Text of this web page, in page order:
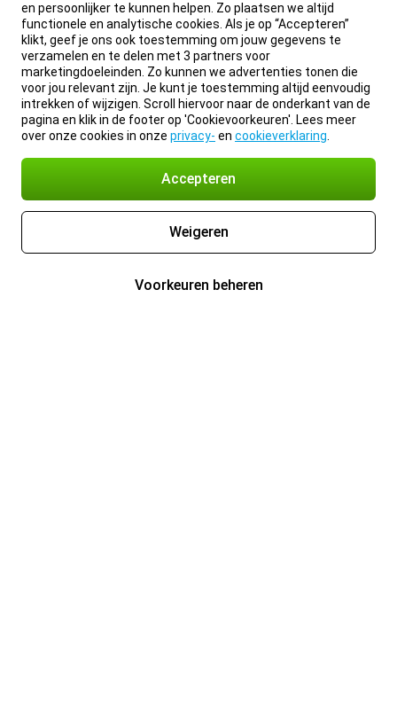
en persoonlijker te kunnen helpen. Zo plaatsen we altijd
functionele en analytische cookies. Als je op “Accepteren”
klikt, geef je ons ook toestemming om jouw gegevens te
verzamelen en te delen met 3 partners voor
marketingdoeleinden. Zo kunnen we advertenties tonen die
voor jou relevant zijn. Je kunt je toestemming altijd eenvoudig
intrekken of wijzigen. Scroll hiervoor naar de onderkant van de
pagina en klik in de footer op 'Cookievoorkeuren'. Lees meer
over onze cookies in onze privacy- en cookieverklaring
Accepteren
Weigeren
Voorkeuren beheren